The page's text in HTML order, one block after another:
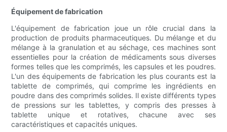
Équipement de fabrication
L'équipement de fabrication joue un rôle crucial dans la
production de produits pharmaceutiques. Du mélange et du
mélange à la granulation et au séchage, ces machines sont
essentielles pour la création de médicaments sous diverses
formes telles que les comprimés, les capsules et les poudres.
L'un des équipements de fabrication les plus courants est la
tablette de comprimés, qui comprime les ingrédients en
poudre dans des comprimés solides. Il existe différents types
de pressions sur les tablettes, y compris des presses à
tablette unique et rotatives, chacune avec ses
caractéristiques et capacités uniques.